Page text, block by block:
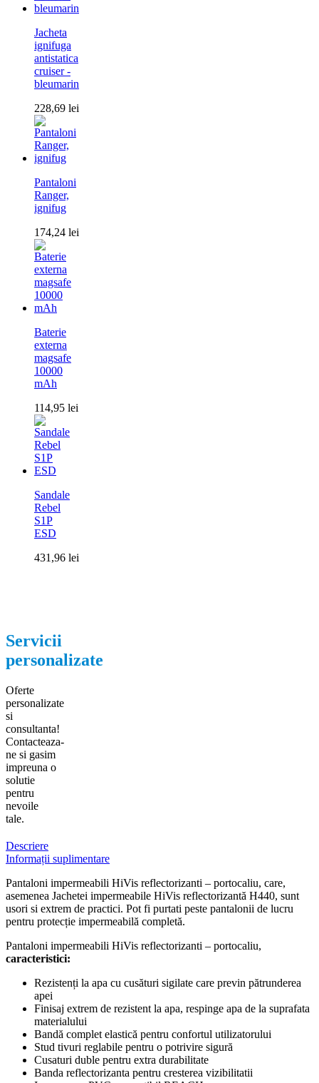
Jacheta
ignifuga
antistatica
cruiser -
bleumarin
228,69 lei
Pantaloni
Ranger,
ignifug
174,24 lei
Baterie
externa
magsafe
10000
mAh
114,95 lei
Sandale
Rebel
S1P
ESD
431,96 lei
Servicii
personalizate
Oferte
personalizate
si
consultanta!
Contacteaza-
ne si gasim
impreuna o
solutie
pentru
nevoile
tale.
Descriere
Informații suplimentare
Pantaloni impermeabili HiVis reflectorizanti – portocaliu, care,
asemenea Jachetei impermeabile HiVis reflectorizantă H440, sunt
usori si extrem de practici. Pot fi purtati peste pantalonii de lucru
pentru protecție impermeabilă completă.
Pantaloni impermeabili HiVis reflectorizanti – portocaliu,
caracteristici:
Rezistenți la apa cu cusături sigilate care previn pătrunderea
apei
Finisaj extrem de rezistent la apa, respinge apa de la suprafata
materialului
Bandă complet elastică pentru confortul utilizatorului
Stud tivuri reglabile pentru o potrivire sigură
Cusaturi duble pentru extra durabilitate
Banda reflectorizanta pentru cresterea vizibilitatii